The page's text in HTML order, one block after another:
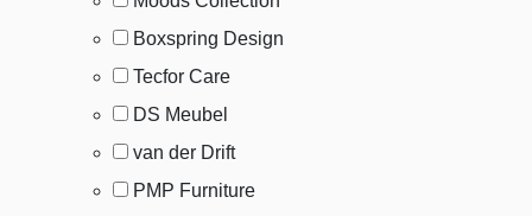
Boxspring Design
Tecfor Care
DS Meubel
van der Drift
PMP Furniture